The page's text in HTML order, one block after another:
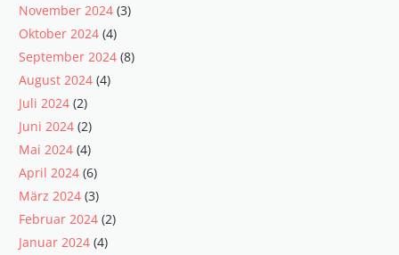
November 2024 (3)
Oktober 2024 (4)
September 2024 (8)
August 2024 (4)
Juli 2024 (2)
Juni 2024 (2)
Mai 2024 (4)
April 2024 (6)
März 2024 (3)
Februar 2024 (2)
Januar 2024 (4)